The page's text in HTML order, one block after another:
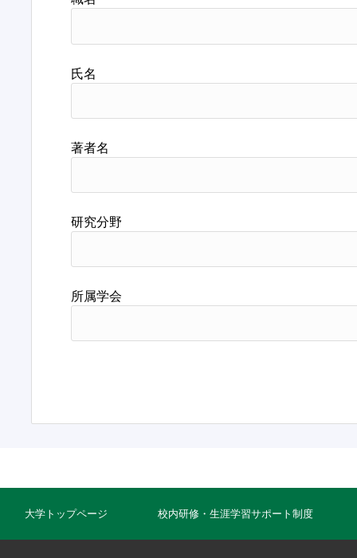
氏名
著者名
研究分野
所属学会
大学トップページ 校内研修・生涯学習サポート制度